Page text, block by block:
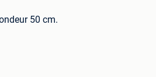
50 cm.
24 ports RJ45 + Guide-câbles